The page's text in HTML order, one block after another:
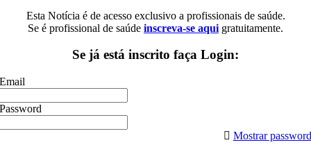
Esta Notícia é de acesso exclusivo a profissionais de saúde.
Se é profissional de saúde inscreva-se aqui gratuitamente.
Se já está inscrito faça Login:
Email
Password
Mostrar password